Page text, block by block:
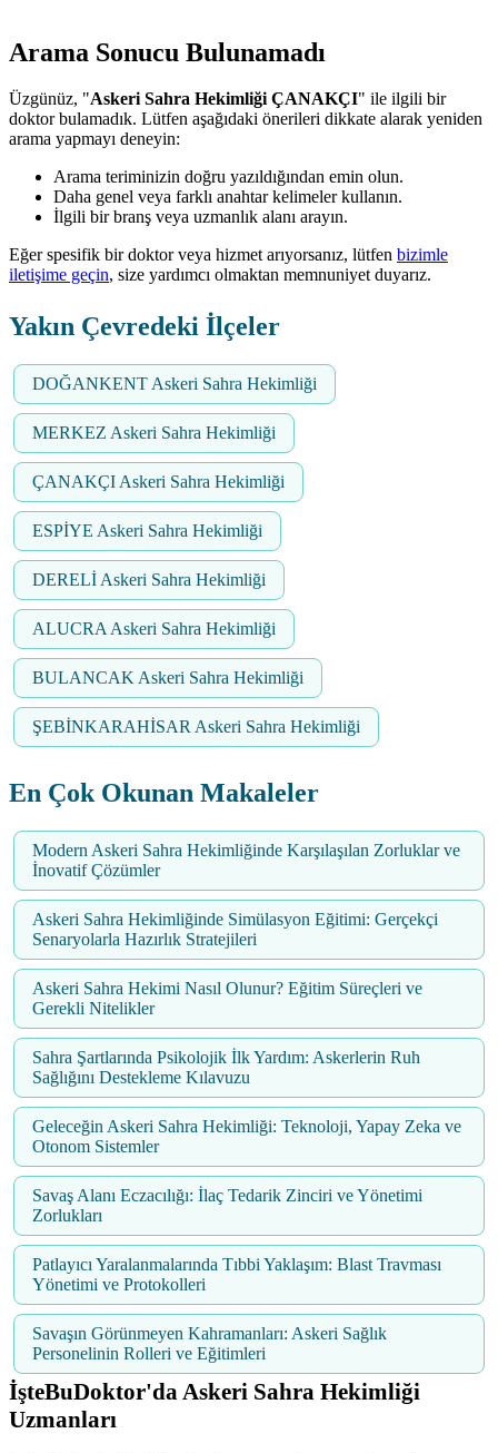
Arama Sonucu Bulunamadı
Üzgünüz, "Askeri Sahra Hekimliği ÇANAKÇI" ile ilgili bir
doktor bulamadık. Lütfen aşağıdaki önerileri dikkate alarak yeniden
arama yapmayı deneyin:
Arama teriminizin doğru yazıldığından emin olun.
Daha genel veya farklı anahtar kelimeler kullanın.
İlgili bir branş veya uzmanlık alanı arayın.
Eğer spesifik bir doktor veya hizmet arıyorsanız, lütfen bizimle
iletişime geçin, size yardımcı olmaktan memnuniyet duyarız.
Yakın Çevredeki İlçeler
DOĞANKENT Askeri Sahra Hekimliği
MERKEZ Askeri Sahra Hekimliği
ÇANAKÇI Askeri Sahra Hekimliği
ESPİYE Askeri Sahra Hekimliği
DERELİ Askeri Sahra Hekimliği
ALUCRA Askeri Sahra Hekimliği
BULANCAK Askeri Sahra Hekimliği
ŞEBİNKARAHİSAR Askeri Sahra Hekimliği
En Çok Okunan Makaleler
Modern Askeri Sahra Hekimliğinde Karşılaşılan Zorluklar ve
İnovatif Çözümler
Askeri Sahra Hekimliğinde Simülasyon Eğitimi: Gerçekçi
Senaryolarla Hazırlık Stratejileri
Askeri Sahra Hekimi Nasıl Olunur? Eğitim Süreçleri ve
Gerekli Nitelikler
Sahra Şartlarında Psikolojik İlk Yardım: Askerlerin Ruh
Sağlığını Destekleme Kılavuzu
Geleceğin Askeri Sahra Hekimliği: Teknoloji, Yapay Zeka ve
Otonom Sistemler
Savaş Alanı Eczacılığı: İlaç Tedarik Zinciri ve Yönetimi
Zorlukları
Patlayıcı Yaralanmalarında Tıbbi Yaklaşım: Blast Travması
Yönetimi ve Protokolleri
Savaşın Görünmeyen Kahramanları: Askeri Sağlık
Personelinin Rolleri ve Eğitimleri
İşteBuDoktor'da Askeri Sahra Hekimliği
Uzmanları